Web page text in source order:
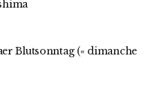
Blutsonntag (« dimanche